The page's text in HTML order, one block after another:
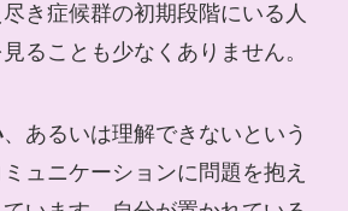
き症候群の初期段階にいる人
ることも少なくありません。
、あるいは理解できないという
ュニケーションに問題を抱え